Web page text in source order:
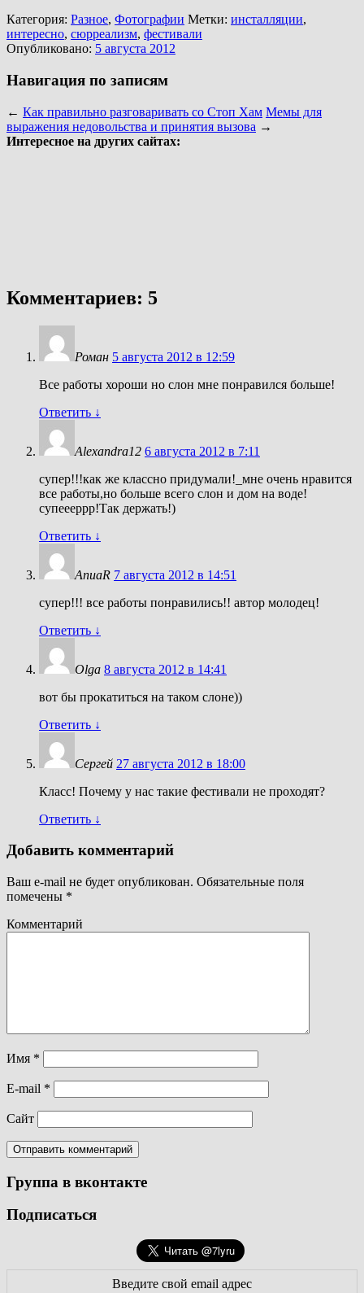
Категория: Разное, Фотографии Метки: инсталляции,
интересно, сюрреализм, фестивали
Опубликовано: 5 августа 2012
Навигация по записям
← Как правильно разговаривать со Стоп Хам Мемы для
выражения недовольства и принятия вызова →
Интересное на других сайтах:
Комментариев: 5
Роман 5 августа 2012 в 12:59
Все работы хороши но слон мне понравился больше!
Ответить ↓
Alexandra12 6 августа 2012 в 7:11
cупер!!!как же классно придумали!_мне очень нравится
все работы,но больше всего слон и дом на воде!
супеееррр!Так держать!)
Ответить ↓
AnuaR 7 августа 2012 в 14:51
супер!!! все работы понравились!! автор молодец!
Ответить ↓
Olga 8 августа 2012 в 14:41
вот бы прокатиться на таком слоне))
Ответить ↓
Сергей 27 августа 2012 в 18:00
Класс! Почему у нас такие фестивали не проходят?
Ответить ↓
Добавить комментарий
Ваш e-mail не будет опубликован. Обязательные поля
помечены *
Комментарий
Имя *
E-mail *
Сайт
Группа в вконтакте
Подписаться
Введите свой email адрес